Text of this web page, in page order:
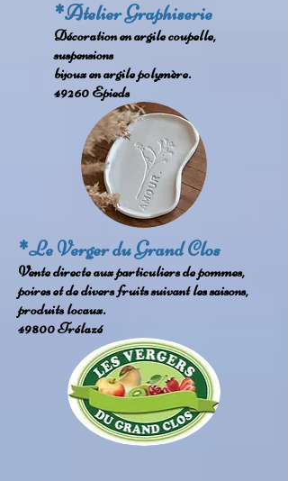
*Atelier Graphiserie
Décoration en argile coupelle,
suspensions
bijoux en argile polymère.
49260 Epieds
*Le Verger du Grand Clos
Vente directe aux particuliers de pommes,
poires et de divers fruits suivant les saisons,
produits locaux.
49800 Trélazé